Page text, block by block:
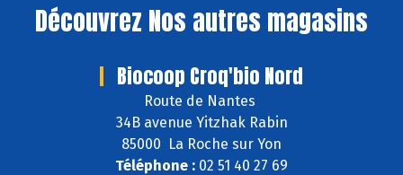
Découvrez Nos autres magasins
Biocoop Croq'bio Nord
Route de Nantes
34B avenue Yitzhak Rabin
85000 La Roche sur Yon
Téléphone : 02 51 40 27 69